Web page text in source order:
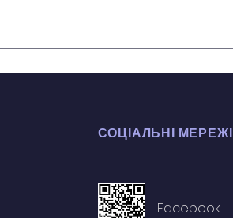
СОЦІАЛЬНІ МЕРЕЖІ
Facebook